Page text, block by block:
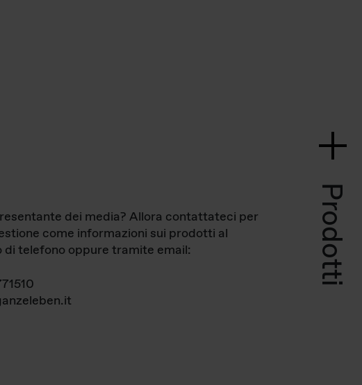
Prodotti
dei media? Allora contattateci per
come informazioni sui prodotti al
di telefono oppure tramite email: